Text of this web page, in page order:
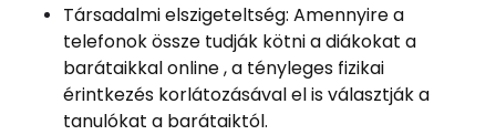
Társadalmi elszigeteltség: Amennyire a
telefonok össze tudják kötni a diákokat a
barátaikkal online , a tényleges fizikai
érintkezés korlátozásával el is választják a
tanulókat a barátaiktól.